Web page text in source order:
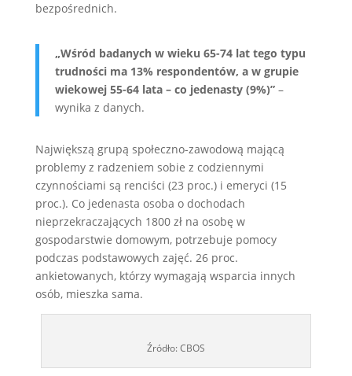
bezpośrednich.
„Wśród badanych w wieku 65-74 lat tego typu
trudności ma 13% respondentów, a w grupie
wiekowej 55-64 lata – co jedenasty (9%)” –
wynika z danych.
Największą grupą społeczno-zawodową mającą
problemy z radzeniem sobie z codziennymi
czynnościami są renciści (23 proc.) i emeryci (15
proc.). Co jedenasta osoba o dochodach
nieprzekraczających 1800 zł na osobę w
gospodarstwie domowym, potrzebuje pomocy
podczas podstawowych zajęć. 26 proc.
ankietowanych, którzy wymagają wsparcia innych
osób, mieszka sama.
Źródło: CBOS